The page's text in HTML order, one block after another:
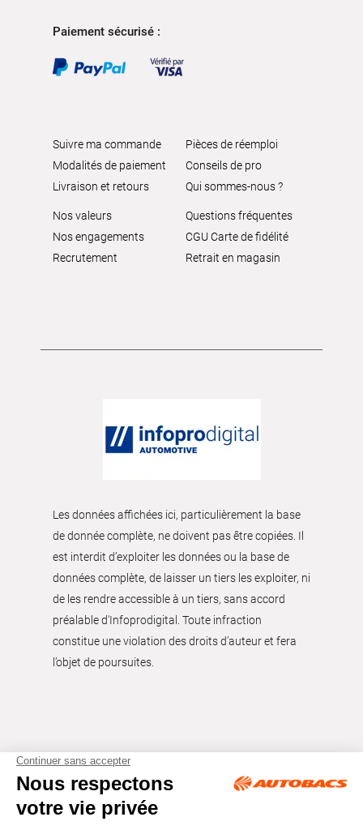
Paiement sécurisé :
Suivre ma commande
Modalités de paiement
Livraison et retours
Pièces de réemploi
Conseils de pro
Qui sommes-nous ?
Nos valeurs
Nos engagements
Recrutement
Questions fréquentes
CGU Carte de fidélité
Retrait en magasin
Les données affichées ici, particulièrement la base
de donnée complète, ne doivent pas être copiées. Il
est interdit d’exploiter les données ou la base de
données complète, de laisser un tiers les exploiter, ni
de les rendre accessible à un tiers, sans accord
préalable d'Infoprodigital. Toute infraction
constitue une violation des droits d’auteur et fera
l’objet de poursuites.